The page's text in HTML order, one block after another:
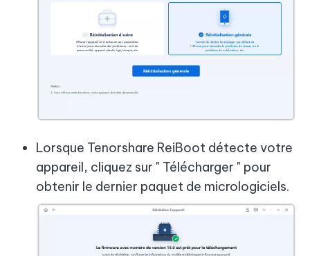
Lorsque Tenorshare ReiBoot détecte votre
appareil, cliquez sur " Télécharger " pour
obtenir le dernier paquet de micrologiciels.